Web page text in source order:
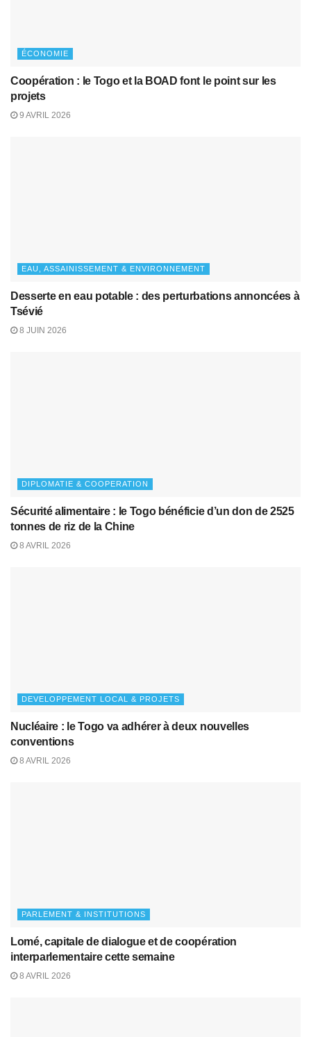
ÉCONOMIE
Coopération : le Togo et la BOAD font le point sur les
projets
9 AVRIL 2026
EAU, ASSAINISSEMENT & ENVIRONNEMENT
Desserte en eau potable : des perturbations annoncées à
Tsévié
8 JUIN 2026
DIPLOMATIE & COOPERATION
Sécurité alimentaire : le Togo bénéficie d’un don de 2525
tonnes de riz de la Chine
8 AVRIL 2026
DEVELOPPEMENT LOCAL & PROJETS
Nucléaire : le Togo va adhérer à deux nouvelles
conventions
8 AVRIL 2026
PARLEMENT & INSTITUTIONS
Lomé, capitale de dialogue et de coopération
interparlementaire cette semaine
8 AVRIL 2026